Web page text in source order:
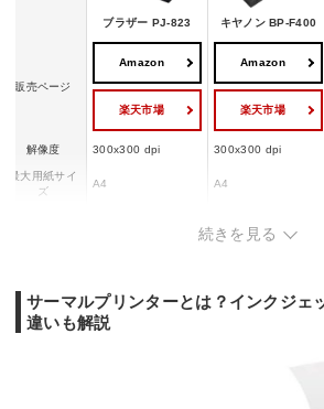
ブラザー PJ-823 キヤノン BP-F400
販売ページ
Amazon
楽天市場
Amazon
楽天市場
解像度 300x300 dpi 300x300 dpi
最大用紙サイ
ズ
A4 A4
または52.1mm／秒
幅x高さx奥行
き
255x30x55 mm 254x30x55 mm
続きを見る
サーマルプリンターとは？インクジェ
違いも解説